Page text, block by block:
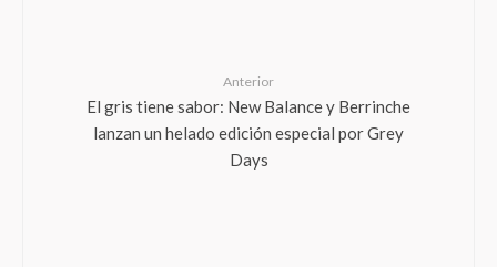
Anterior
El gris tiene sabor: New Balance y Berrinche
lanzan un helado edición especial por Grey
Days